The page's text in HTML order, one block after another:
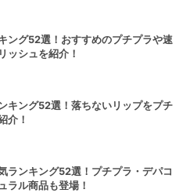
ング52選！おすすめのプチプラや速
ッシュを紹介！
キング52選！落ちないリップをプチ
介！
ランキング52選！プチプラ・デパコ
ラル商品も登場！